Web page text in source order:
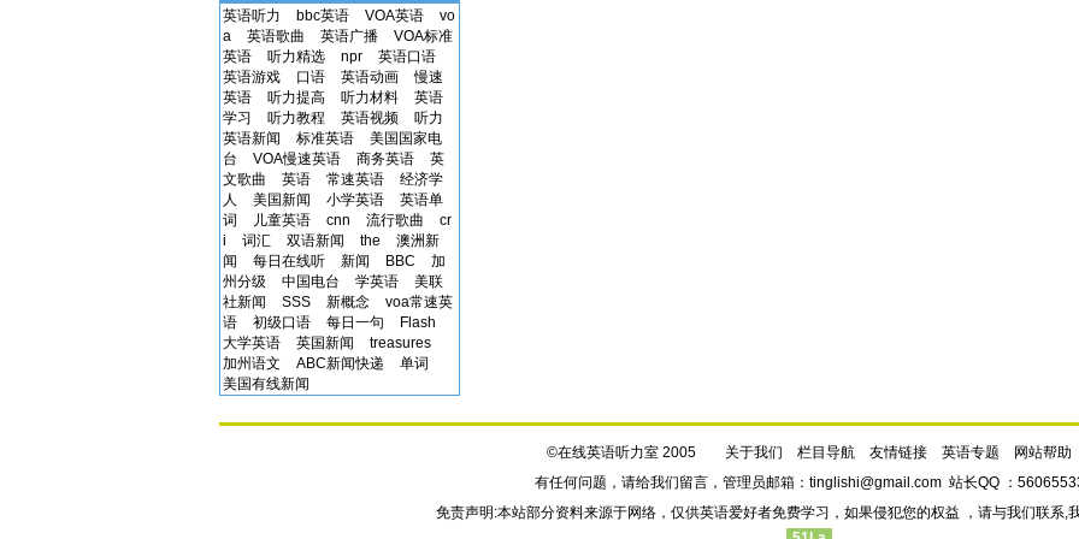
英语听力
bbc英语 VOA英语
vo
a
英语歌曲 英语广播
VOA标准
英语
听力精选 npr
英语口语
英语游戏
口语 英语动画
慢速
英语
听力提高 听力材料
英语
学习
听力教程 英语视频
听力
英语新闻
标准英语
美国国家电
台
VOA慢速英语 商务英语
英
文歌曲
英语 常速英语
经济学
人
美国新闻 小学英语
英语单
词
儿童英语 cnn 流行歌曲
cr
i
词汇 双语新闻 the
澳洲新
闻
每日在线听 新闻 BBC
加
州分级
中国电台 学英语
美联
社新闻
SSS 新概念
voa常速英
语
初级口语 每日一句
Flash
大学英语
英国新闻
treasures
加州语文
ABC新闻快递
单词
美国有线新闻
©在线英语听力室 2005 关于我们 栏目导航 友情链接 英语专题
网站帮助
有任何问题，请给我们留言，管理员邮箱： tinglishi@gmail.com站长QQ ：
免责声明:本站部分资料来源于网络，仅供英语爱好者免费学习，如果侵犯您的权益 ，请与我们联系,